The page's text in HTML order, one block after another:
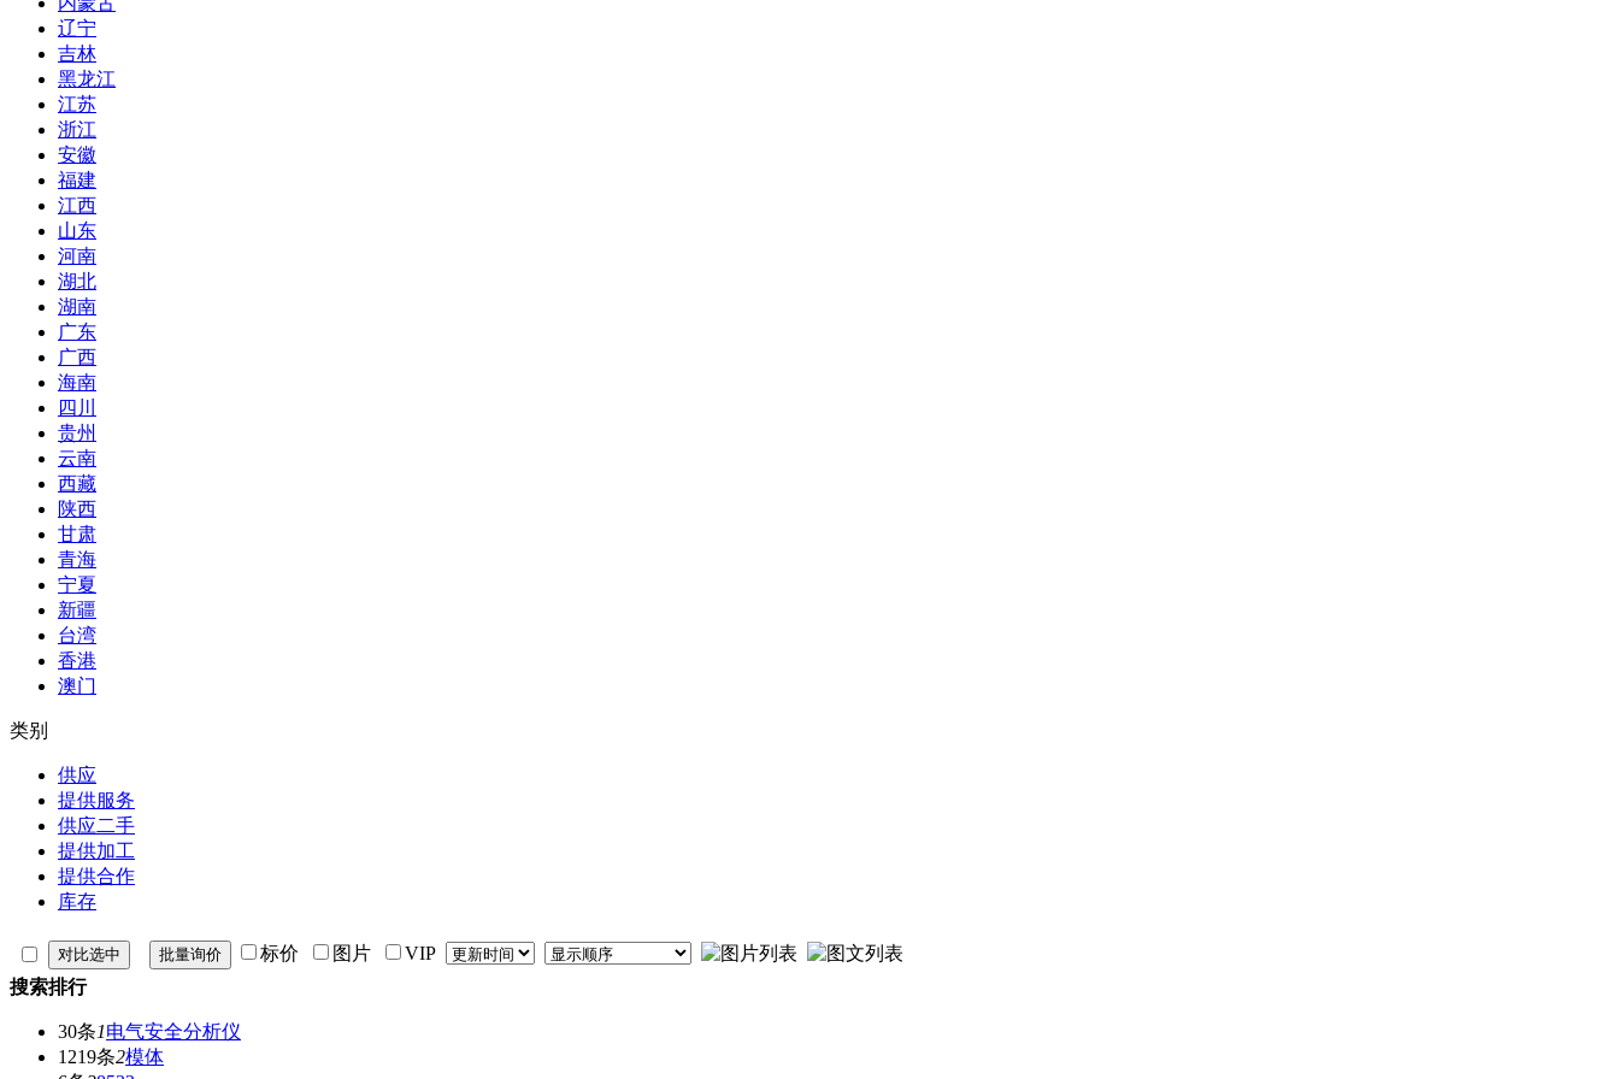
辽宁
吉林
黑龙江
江苏
浙江
安徽
福建
江西
山东
河南
湖北
湖南
广东
广西
海南
四川
贵州
云南
西藏
陕西
甘肃
青海
宁夏
新疆
台湾
香港
澳门
类别
供应
提供服务
供应二手
提供加工
提供合作
库存
标价 图片
VIP
搜索排行
30条1电气安全分析仪
1219条2模体